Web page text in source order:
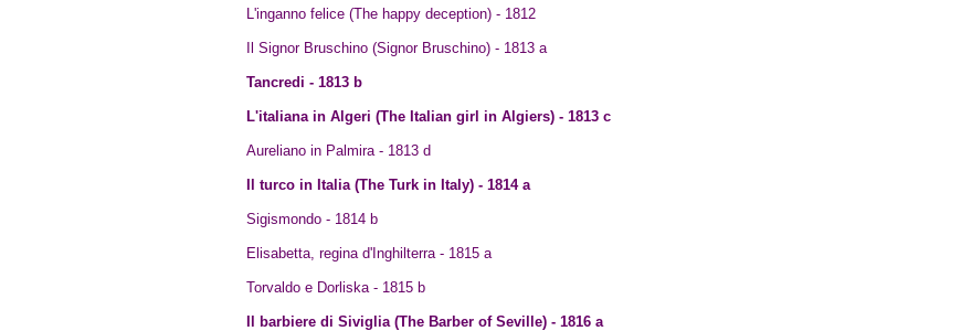
L'inganno felice (The happy deception) - 1812
Il Signor Bruschino (Signor Bruschino) - 1813 a
Tancredi - 1813 b
L'italiana in Algeri (The Italian girl in Algiers) - 1813 c
Aureliano in Palmira - 1813 d
Il turco in Italia (The Turk in Italy) - 1814 a
Sigismondo - 1814 b
Elisabetta, regina d'Inghilterra - 1815 a
Torvaldo e Dorliska - 1815 b
Il barbiere di Siviglia (The Barber of Seville) - 1816 a